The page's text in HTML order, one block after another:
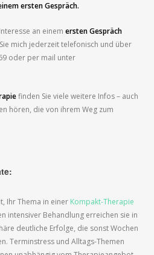
ersten Gespräch.
an einemersten Gespräch
mich jederzeit telefonisch und über
oder per mail unter
finden Sie viele weitere Infos – auch
hören, die von ihrem Weg zum
Ihr Thema in einer Kompakt-Therapie
intensiver Behandlung erreichen sie in
deutliche Erfolge, die sonst Wochen
Terminstress und Alltags-Themen